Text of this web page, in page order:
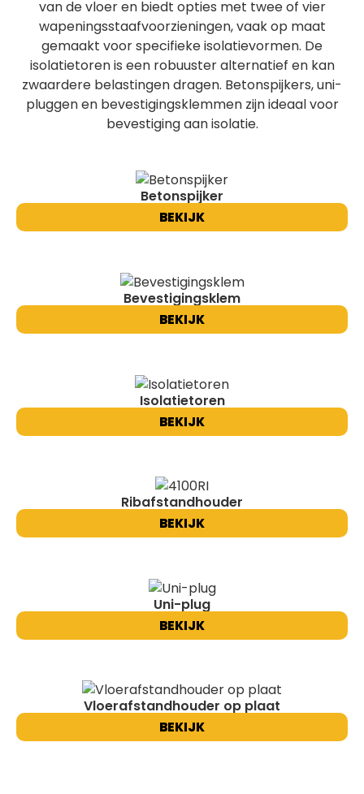
van de vloer en biedt opties met twee of vier
wapeningsstaafvoorzieningen, vaak op maat
gemaakt voor specifieke isolatievormen. De
isolatietoren is een robuuster alternatief en kan
zwaardere belastingen dragen. Betonspijkers, uni-
pluggen en bevestigingsklemmen zijn ideaal voor
bevestiging aan isolatie.
Betonspijker
BEKIJK
Bevestigingsklem
BEKIJK
Isolatietoren
BEKIJK
Ribafstandhouder
BEKIJK
Uni-plug
BEKIJK
Vloerafstandhouder op plaat
BEKIJK